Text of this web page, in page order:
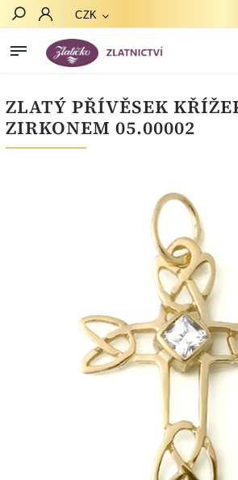
CZK
ZLATÝ PŘÍVĚSEK
ZIRKONEM 05.00002